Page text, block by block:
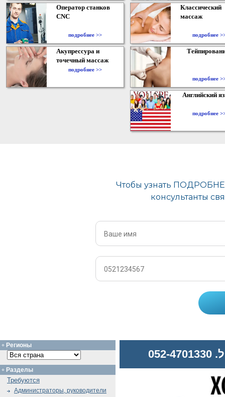
Оператор станков
CNC
подробнее >>
Классический
массаж
подробнее
Акупрессура и
точечный массаж
подробнее >>
подробнее
Английский
подробнее
Регионы
Разделы
Требуются
Администраторы, руководители